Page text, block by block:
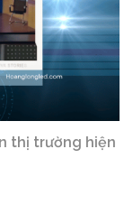
thị trường hiện